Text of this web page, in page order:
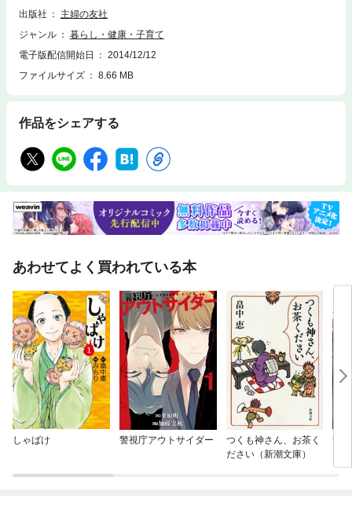
紹介しながら、無理する自分を上手に捨てて「どうすれば副交感神経を上
げて、心と体が健康に向かうか」を具体的に紹介してあります。
出版社
主婦の友社
ジャンル
暮らし・健康・子育て
電子版配信開始日
2014/12/12
ファイルサイズ
8.66 MB
作品をシェアする
あわせてよく買われている本
しゃばけ 警視庁アウトサイダー
つくも神さん、お茶く
ださい（新潮文庫）
警